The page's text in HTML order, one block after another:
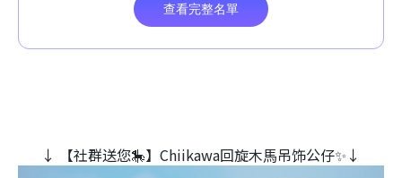
↓ 【社群送您🎠】Chiikawa回旋木⾺吊饰公仔✨↓